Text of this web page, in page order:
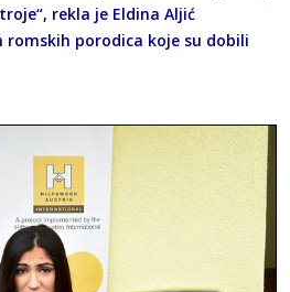
rekla je Eldina Aljić
romskih porodica koje su dobili